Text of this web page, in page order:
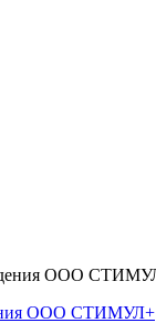
ООО СТИМУЛ+